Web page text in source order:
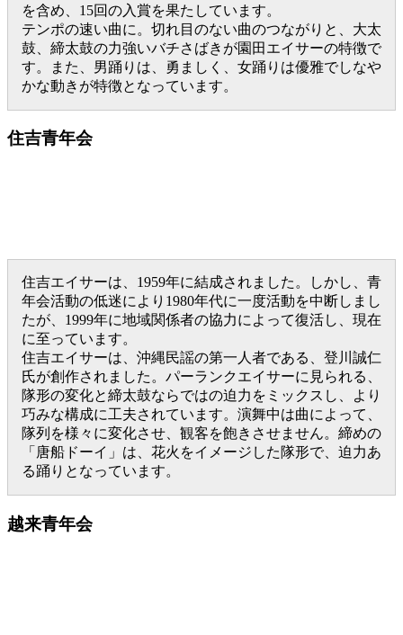
を含め、15回の入賞を果たしています。
テンポの速い曲に。切れ目のない曲のつながりと、大太
鼓、締太鼓の力強いバチさばきが園田エイサーの特徴で
す。また、男踊りは、勇ましく、女踊りは優雅でしなや
かな動きが特徴となっています。
住吉青年会
住吉エイサーは、1959年に結成されました。しかし、青
年会活動の低迷により1980年代に一度活動を中断しまし
たが、1999年に地域関係者の協力によって復活し、現在
に至っています。
住吉エイサーは、沖縄民謡の第一人者である、登川誠仁
氏が創作されました。パーランクエイサーに見られる、
隊形の変化と締太鼓ならではの迫力をミックスし、より
巧みな構成に工夫されています。演舞中は曲によって、
隊列を様々に変化させ、観客を飽きさせません。締めの
「唐船ドーイ」は、花火をイメージした隊形で、迫力あ
る踊りとなっています。
越来青年会